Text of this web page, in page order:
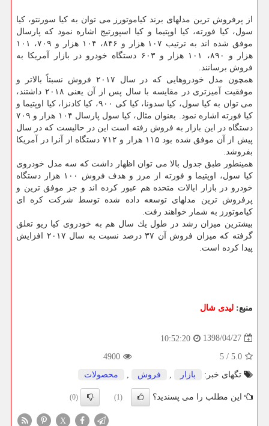
از پرفروش ترین مدلهای برند كیاموتورز می توان به كیا سورنتو، كیا
سول، كیا فورته، كیا اوپتیما و كیا اسپورتیج اشاره نمود كه پارسال
موفق شده اند به ترتیب ۱۰۷ هزار و ۸۴۶، ۱۰۴ هزار و ۷۰۹، ۱۰۱
هزار و ۸۹۰، ۱۰۱ هزار و ۶۰۳ دستگاه خودرو در بازار آمریكا به
فروش برسانند.
همچون مدل خودروهایی كه در سال ۲۰۱۷ فروش نسبتاً بالاتر و
موفقیت آمیزتری در مقایسه با سال پس از آن یعنی ۲۰۱۸ داشتند،
می توان به كیا سول، كیا سدونا، كیا كی ۹۰۰، كیا كادنزا، كیا اوپتیما و
كیا فورته اشاره نمود. بعنوان مثال، كیا سول پارسال ۱۰۴ هزار و ۷۰۹
دستگاه در این بازار به فروش رفته است این در حالیست كه در سال
پیش از آن موفق شده بود ۱۱۵ هزار و ۷۱۲ دستگاه از آنرا در آمریكا
بفروشد.
همینطور طبق جدول بالا می توان اظهار داشت كه سه مدل خودروی
كیا سول، اوپتیما و فورته از مرز و هدف فروش ۱۰۰ هزار دستگاه
خودرو در بازار ایالات متحده هم عبور كرده اند و جز موفق ترین و
پرفروش ترین مدلهای توسعه داده شده توسط شركت كره ای
كیاموتورز به شمار خواهند رفت.
بیشترین میزان رشد در طول یك سال هم به خودروی كیا ریو تعلق
گرفته كه میزان فروش آن ۳۷ درصد نسبت به سال ۲۰۱۷ افزایش
پیدا كرده است.
منبع: لیدی شال
1398/04/27
10:52:20
5.0
/
5
4900
تگهای خبر:
بازار , فروش , محصولات
این مطلب را می پسندید؟ (1)
(0)
X